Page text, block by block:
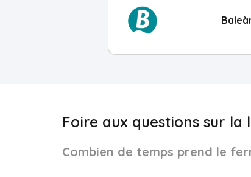
Foire aux questions sur
Combien de temps prend le